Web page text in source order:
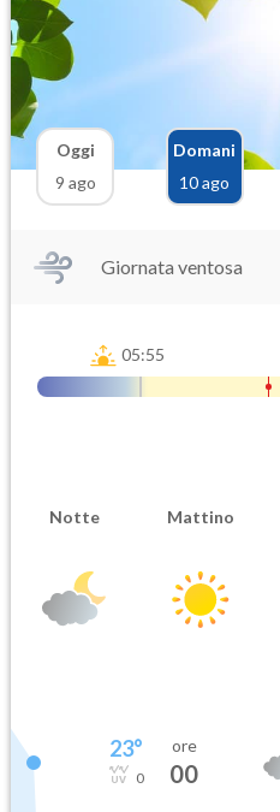
Oggi
9 ago
Domani
10 ago
Giornata ventosa
05:55
Notte Mattino
23°
0
ore
00